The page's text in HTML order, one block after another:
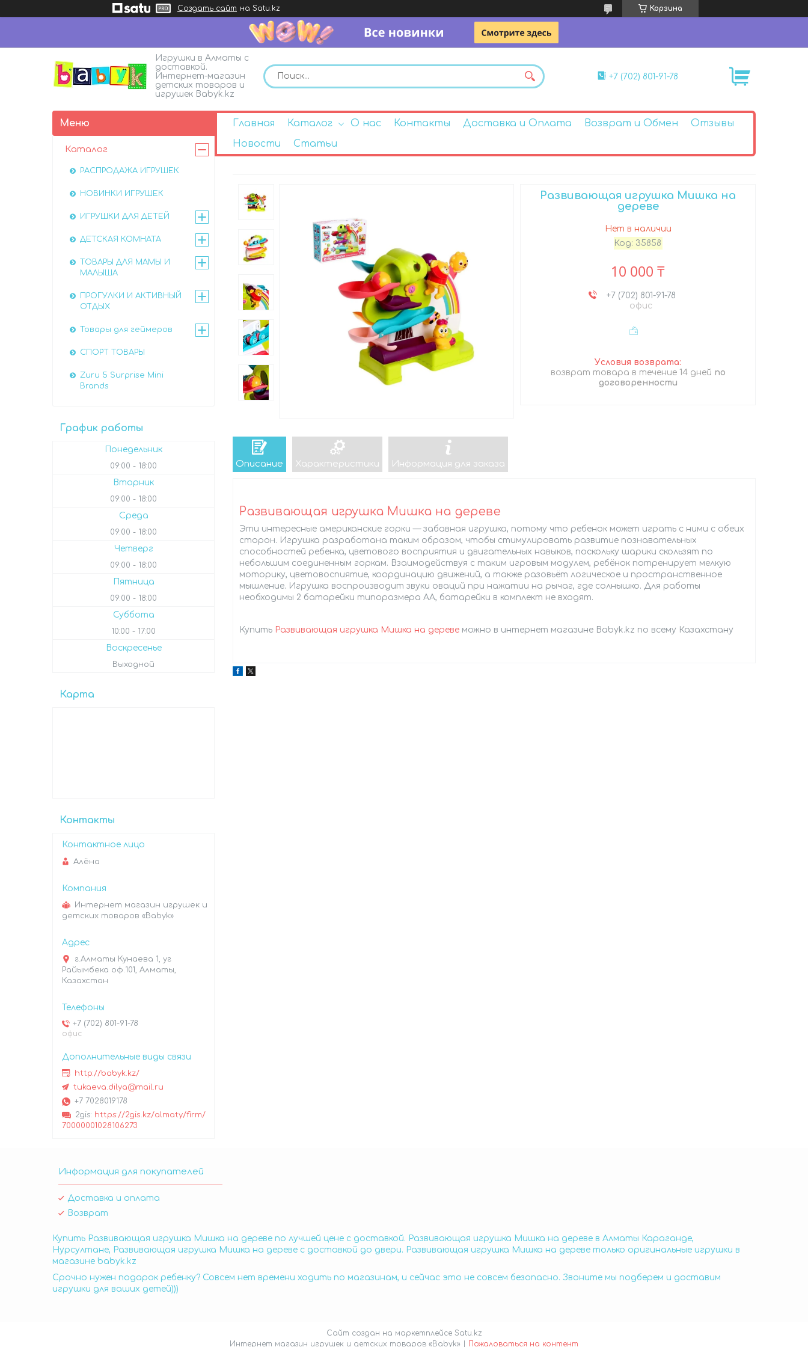
Создать сайт на Satu.kz Корзина
Игрушки в Алматы с
доставкой.
Интернет-магазин
детских товаров и
игрушек Babyk.kz
+7 (702) 801-91-78
Главная Каталог О нас Контакты Доставка и Оплата Возврат и Обмен
Отзывы
Новости
Статьи
Развивающая игрушка Мишка на
дереве
Нет в наличии
Код: 35858
10 000 ₸
+7 (702) 801-91-78
офис
возврат товара в течение 14 дней по
договоренности
Описание Характеристики Информация для заказа
Развивающая игрушка Мишка на дереве
Эти интересные американские горки — забавная игрушка, потому что ребенок может играть с ними с обеих
сторон. Игрушка разработана таким образом, чтобы стимулировать развитие познавательных
способностей ребенка, цветового восприятия и двигательных навыков, поскольку шарики скользят по
небольшим соединенным горкам. Взаимодействуя с таким игровым модулем, ребёнок потренирует мелкую
моторику, цветовоспиятие, координацию движений, а также разовьёт логическое и пространственное
мышление. Игрушка воспроизводит звуки оваций при нажатии на рычаг, где солнышко. Для работы
необходимы 2 батарейки типоразмера AA, батарейки в комплект не входят.
Купить Развивающая игрушка Мишка на дереве можно в интернет магазине Babyk.kz по всему Казахстану
Каталог
РАСПРОДАЖА ИГРУШЕК
НОВИНКИ ИГРУШЕК
ИГРУШКИ ДЛЯ ДЕТЕЙ
ДЕТСКАЯ КОМНАТА
ТОВАРЫ ДЛЯ МАМЫ И
МАЛЫША
ПРОГУЛКИ И АКТИВНЫЙ
ОТДЫХ
Товары для геймеров
СПОРТ ТОВАРЫ
Zuru 5 Surprise Mini
Brands
График работы
Понедельник
09:00 18:00
Вторник
09:00 18:00
Среда
09:00 18:00
Четверг
09:00 18:00
Пятница
09:00 18:00
Суббота
10:00 17:00
Воскресенье
Выходной
Карта
Контакты
Алёна
Интернет магазин игрушек и
детских товаров «Babyk»
г.Алматы Кунаева 1, уг
Райымбека оф.101, Алматы,
Казахстан
+7 (702) 801-91-78
офис
http://babyk.kz/
tukaeva.dilya@mail.ru
+7 7028019178
2gis https://2gis.kz/almaty/firm/
70000001028106273
Информация для покупателей
Доставка и оплата
Возврат
Купить Развивающая игрушка Мишка на дереве по лучшей цене с доставкой. Развивающая игрушка Мишка на дереве в Алматы Караганде,
Нурсултане, Развивающая игрушка Мишка на дереве с доставкой до двери. Развивающая игрушка Мишка на дереве только оригинальные игрушки в
магазине babyk.kz
Срочно нужен подарок ребенку? Совсем нет времени ходить по магазинам, и сейчас это не совсем безопасно. Звоните мы подберем и доставим
игрушки для ваших детей)))
Сайт создан на маркетплейсе Satu.kz
Пожаловаться на контент